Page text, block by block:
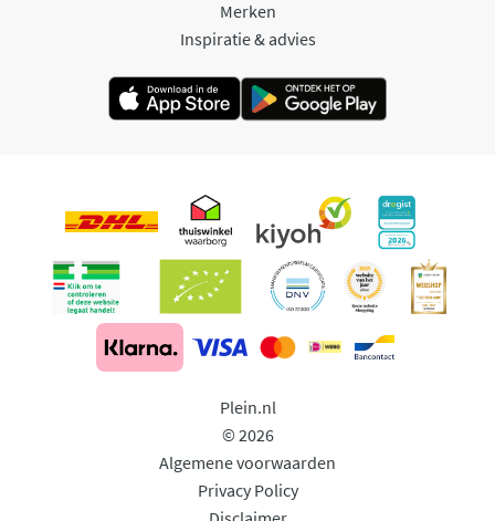
Merken
Inspiratie & advies
Plein.nl
© 2026
Algemene voorwaarden
Privacy Policy